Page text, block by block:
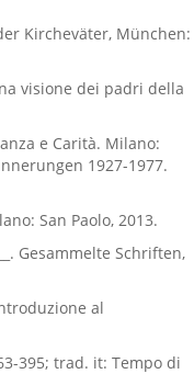
Kircheväter, München:
visione dei padri della
e Carità. Milano:
1927-1977.
San Paolo, 2013.
Gesammelte Schriften,
al
395; trad. it: Tempo di